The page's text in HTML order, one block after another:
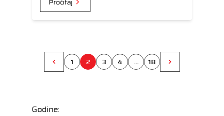
1 2 3 4 ... 18
Godine: